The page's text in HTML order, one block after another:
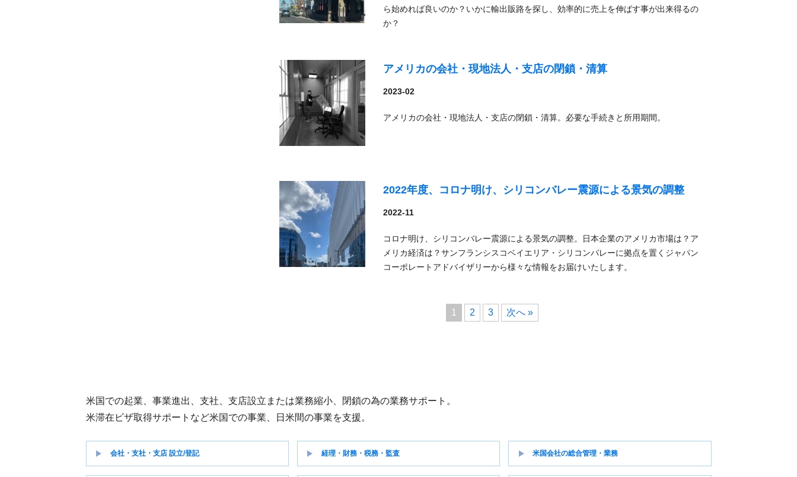
ら始めれば良いのか？いかに輸出販路を探し、効率的に売上を伸ばす事が出来得るの
か？
アメリカの会社・現地法人・支店の閉鎖・清算
2023-02
アメリカの会社・現地法人・支店の閉鎖・清算。必要な手続きと所用期間。
2022年度、コロナ明け、シリコンバレー震源による景気の調整
2022-11
コロナ明け、シリコンバレー震源による景気の調整。日本企業のアメリカ市場は？ア
メリカ経済は？サンフランシスコベイエリア・シリコンバレーに拠点を置くジャパン
コーポレートアドバイザリーから様々な情報をお届けいたします。
1 2 3 次へ »
米国での起業、事業進出、支社、支店設立または業務縮小、閉鎖の為の業務サポート。
米滞在ビザ取得サポートなど米国での事業、日米間の事業を支援。
会社・支社・支店 設立/登記 経理・財務・税務・監査 米国会社の総合管理・業務